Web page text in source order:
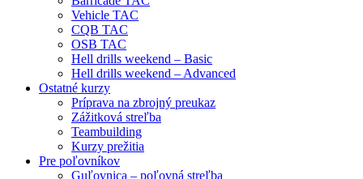
Vehicle TAC
CQB TAC
OSB TAC
Hell drills weekend – Basic
Hell drills weekend – Advanced
Ostatné kurzy
Príprava na zbrojný preukaz
Zážitková streľba
Teambuilding
Kurzy prežitia
Pre poľovníkov
Guľovnica – poľovná streľba